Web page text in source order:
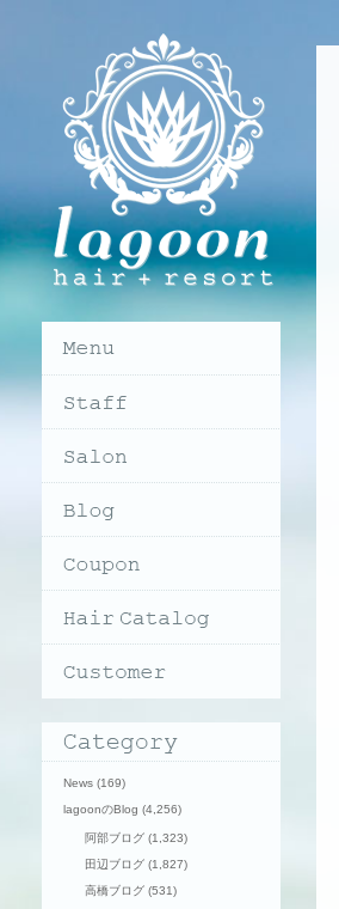
News (169)
lagoonのBlog (4,256)
阿部ブログ (1,323)
田辺ブログ (1,827)
高橋ブログ (531)